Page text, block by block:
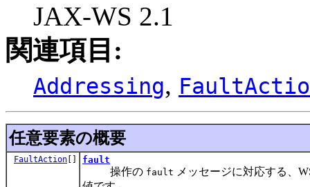
JAX-WS 2.1
関連項目:
Addressing,
任意要素の概要
FaultAction [] fault
操作の fault メッセージに対応する、